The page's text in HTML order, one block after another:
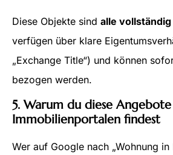
Diese Objekte sind alle
verfügen über klare
„Exchange Title“) und können
bezogen werden.
5. Warum du diese
Immobilienportalen findest
Wer auf Google nach „Wohnung